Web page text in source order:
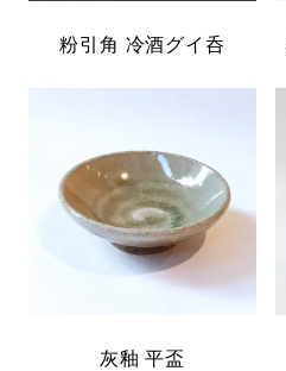
粉引角 冷酒グイ呑
灰釉 平盃